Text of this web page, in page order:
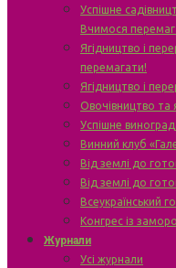
Успішне
Вчимося
Ягідництво і
перемагати!
Ягідництво і
Овочівництво та
Успішне
Винний клуб
Від землі до
Від землі до
Всеукраїнський
Конгрес із
Журнали
Усі журнали